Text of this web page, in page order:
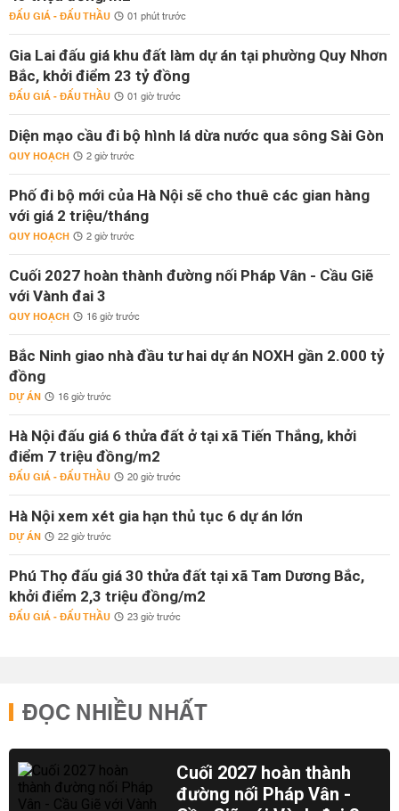
ĐẤU GIÁ - ĐẤU THẦU 01 phút trước
Gia Lai đấu giá khu đất làm dự án tại phường Quy Nhơn
Bắc, khởi điểm 23 tỷ đồng
ĐẤU GIÁ - ĐẤU THẦU 01 giờ trước
Diện mạo cầu đi bộ hình lá dừa nước qua sông Sài Gòn
QUY HOẠCH 2 giờ trước
Phố đi bộ mới của Hà Nội sẽ cho thuê các gian hàng
với giá 2 triệu/tháng
QUY HOẠCH 2 giờ trước
Cuối 2027 hoàn thành đường nối Pháp Vân - Cầu Giẽ
với Vành đai 3
QUY HOẠCH 16 giờ trước
Bắc Ninh giao nhà đầu tư hai dự án NOXH gần 2.000 tỷ
đồng
DỰ ÁN 16 giờ trước
Hà Nội đấu giá 6 thửa đất ở tại xã Tiến Thắng, khởi
điểm 7 triệu đồng/m2
ĐẤU GIÁ - ĐẤU THẦU 20 giờ trước
Hà Nội xem xét gia hạn thủ tục 6 dự án lớn
DỰ ÁN 22 giờ trước
Phú Thọ đấu giá 30 thửa đất tại xã Tam Dương Bắc,
khởi điểm 2,3 triệu đồng/m2
ĐẤU GIÁ - ĐẤU THẦU 23 giờ trước
ĐỌC NHIỀU NHẤT
Cuối 2027 hoàn thành
đường nối Pháp Vân -